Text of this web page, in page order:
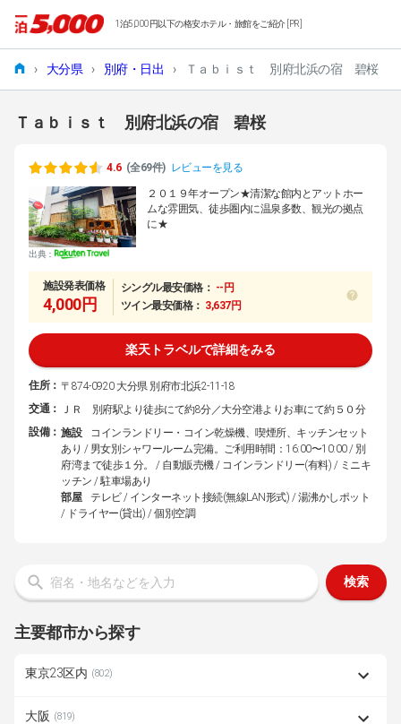
1泊5,000円以下の格安ホテル・旅館をご紹介 [PR]
› 大分県 › 別府・日出 › Ｔａｂｉｓｔ 別府北浜の宿 碧桜
Ｔａｂｉｓｔ 別府北浜の宿 碧桜
4.6 (全69件) レビューを見る
出典：
２０１９年オープン★清潔な館内とアットホー
ムな雰囲気、徒歩圏内に温泉多数、観光の拠点
に★
施設発表価格
4,000円
シングル最安価格： --円
ツイン最安価格： 3,637円
楽天トラベルで詳細をみる
住所： 〒874-0920 大分県 別府市北浜2-11-18
交通：
ＪＲ 別府駅より徒歩にて約8分／大分空港よりお車にて約５０分
設備： 施設
コインランドリー・コイン乾燥機、喫煙所、キッチンセット
あり / 男女別シャワールーム完備。ご利用時間：16:00〜10:00 / 別
府湾まで徒歩１分。 / 自動販売機 / コインランドリー(有料) / ミニキ
ッチン / 駐車場あり
部屋
テレビ / インターネット接続(無線LAN形式) / 湯沸かしポット
/ ドライヤー(貸出) / 個別空調
検索
主要都市から探す
東京23区内 (802)
大阪 (819)